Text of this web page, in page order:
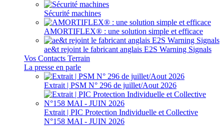
Sécurité machines
AMORTIFLEX® : une solution simple et efficace
ae&t rejoint le fabricant anglais E2S Warning Signals
Vos Contacts Terrain
La presse en parle
Extrait | PSM N° 296 de juillet/Aout 2026
Extrait | PIC Protection Individuelle et Collective
N°158 MAI - JUIN 2026